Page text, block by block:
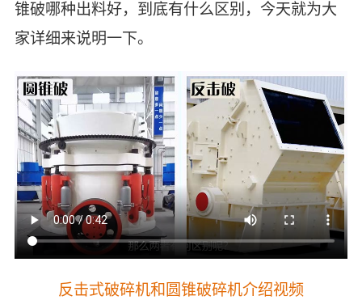
锥破哪种出料好，到底有什么区别，今天就为大
家详细来说明一下。
反击式破碎机和圆锥破碎机介绍视频